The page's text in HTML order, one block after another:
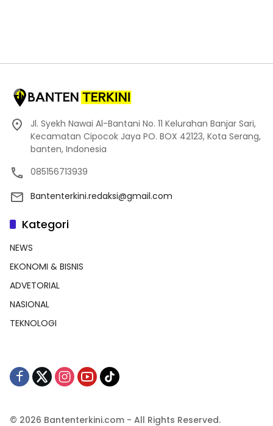
Jl. Syekh Nawai Al-Bantani No. 11 Kelurahan Banjar Sari,
Kecamatan Cipocok Jaya PO. BOX 42123, Kota Serang,
banten, Indonesia
085156713939
Bantenterkini.redaksi@gmail.com
Kategori
NEWS
EKONOMI & BISNIS
ADVETORIAL
NASIONAL
TEKNOLOGI
© 2026 Bantenterkini.com - All Rights Reserved.